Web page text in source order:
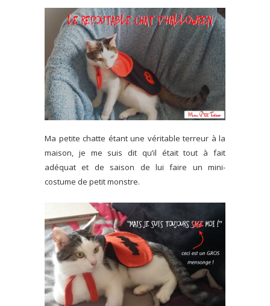
Ma petite chatte étant une véritable terreur à la
maison, je me suis dit qu’il était tout à fait
adéquat et de saison de lui faire un mini-
costume de petit monstre.